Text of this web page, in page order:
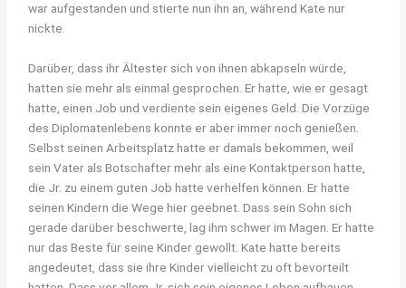
war aufgestanden und stierte nun ihn an, während Kate nur
nickte.
Darüber, dass ihr Ältester sich von ihnen abkapseln würde,
hatten sie mehr als einmal gesprochen. Er hatte, wie er gesagt
hatte, einen Job und verdiente sein eigenes Geld. Die Vorzüge
des Diplomatenlebens konnte er aber immer noch genießen.
Selbst seinen Arbeitsplatz hatte er damals bekommen, weil
sein Vater als Botschafter mehr als eine Kontaktperson hatte,
die Jr. zu einem guten Job hatte verhelfen können. Er hatte
seinen Kindern die Wege hier geebnet. Dass sein Sohn sich
gerade darüber beschwerte, lag ihm schwer im Magen. Er hatte
nur das Beste für seine Kinder gewollt. Kate hatte bereits
angedeutet, dass sie ihre Kinder vielleicht zu oft bevorteilt